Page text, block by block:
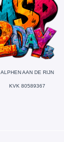
ALPHEN AAN DE RIJN
KVK 80589367